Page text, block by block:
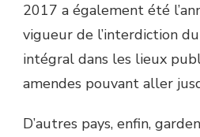
2017 a également été
vigueur de l’interdiction
intégral dans les lieux
amendes pouvant aller
D’autres pays, enfin,